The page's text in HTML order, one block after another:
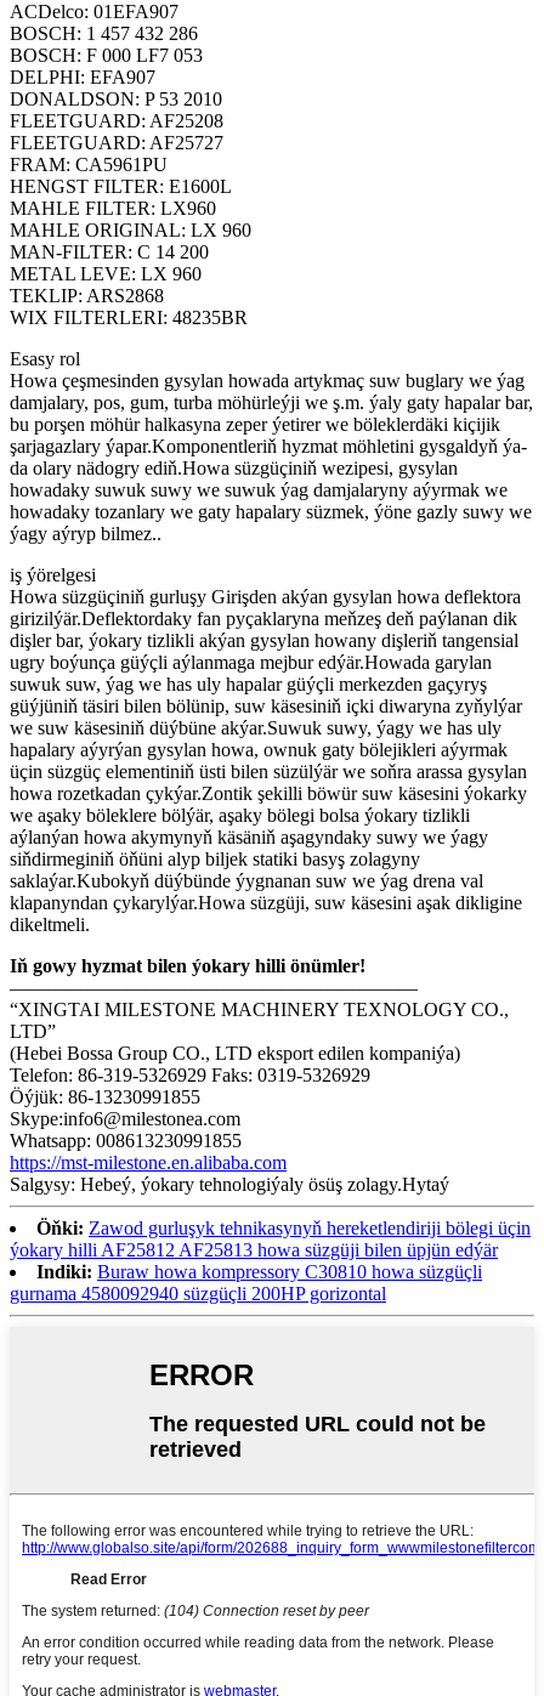
ACDelco: 01EFA907
BOSCH: 1 457 432 286
BOSCH: F 000 LF7 053
DELPHI: EFA907
DONALDSON: P 53 2010
FLEETGUARD: AF25208
FLEETGUARD: AF25727
FRAM: CA5961PU
HENGST FILTER: E1600L
MAHLE FILTER: LX960
MAHLE ORIGINAL: LX 960
MAN-FILTER: C 14 200
METAL LEVE: LX 960
TEKLIP: ARS2868
WIX FILTERLERI: 48235BR
Esasy rol
Howa çeşmesinden gysylan howada artykmaç suw buglary we ýag
damjalary, pos, gum, turba möhürleýji we ş.m. ýaly gaty hapalar bar,
bu porşen möhür halkasyna zeper ýetirer we böleklerdäki kiçijik
şarjagazlary ýapar.Komponentleriň hyzmat möhletini gysgaldyň ýa-
da olary nädogry ediň.Howa süzgüçiniň wezipesi, gysylan
howadaky suwuk suwy we suwuk ýag damjalaryny aýyrmak we
howadaky tozanlary we gaty hapalary süzmek, ýöne gazly suwy we
ýagy aýryp bilmez..
iş ýörelgesi
Howa süzgüçiniň gurluşy Girişden akýan gysylan howa deflektora
girizilýär.Deflektordaky fan pyçaklaryna meňzeş deň paýlanan dik
dişler bar, ýokary tizlikli akýan gysylan howany dişleriň tangensial
ugry boýunça güýçli aýlanmaga mejbur edýär.Howada garylan
suwuk suw, ýag we has uly hapalar güýçli merkezden gaçyryş
güýjüniň täsiri bilen bölünip, suw käsesiniň içki diwaryna zyňylýar
we suw käsesiniň düýbüne akýar.Suwuk suwy, ýagy we has uly
hapalary aýyrýan gysylan howa, ownuk gaty bölejikleri aýyrmak
üçin süzgüç elementiniň üsti bilen süzülýär we soňra arassa gysylan
howa rozetkadan çykýar.Zontik şekilli böwür suw käsesini ýokarky
we aşaky böleklere bölýär, aşaky bölegi bolsa ýokary tizlikli
aýlanýan howa akymynyň käsäniň aşagyndaky suwy we ýagy
siňdirmeginiň öňüni alyp biljek statiki basyş zolagyny
saklaýar.Kubokyň düýbünde ýygnanan suw we ýag drena val
klapanyndan çykarylýar.Howa süzgüji, suw käsesini aşak dikligine
dikeltmeli.
Iň gowy hyzmat bilen ýokary hilli önümler!
—————————————————————
“XINGTAI MILESTONE MACHINERY TEXNOLOGY CO.,
LTD”
(Hebei Bossa Group CO., LTD eksport edilen kompaniýa)
Telefon: 86-319-5326929 Faks: 0319-5326929
Öýjük: 86-13230991855
Skype:info6@milestonea.com
Whatsapp: 008613230991855
https://mst-milestone.en.alibaba.com
Salgysy: Hebeý, ýokary tehnologiýaly ösüş zolagy.Hytaý
Öňki: Zawod gurluşyk tehnikasynyň hereketlendiriji bölegi üçin
ýokary hilli AF25812 AF25813 howa süzgüji bilen üpjün edýär
Indiki: Buraw howa kompressory C30810 howa süzgüçli
gurnama 4580092940 süzgüçli 200HP gorizontal